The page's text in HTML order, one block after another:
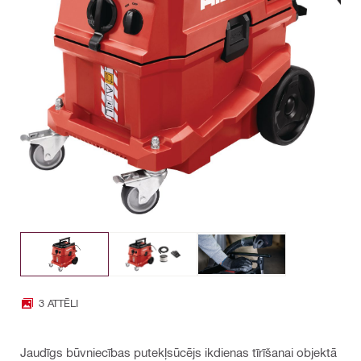
3 ATTĒLI
Jaudīgs būvniecības putekļsūcējs ikdienas tīrīšanai objektā